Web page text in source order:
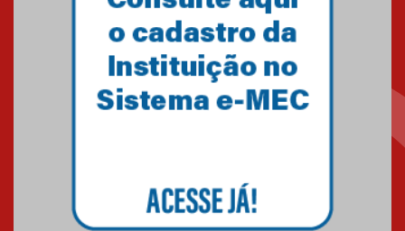
Como os pais podem investir
na educação dos filhos além da
escola
docentes para debater
inovação e desafios da
educação superior